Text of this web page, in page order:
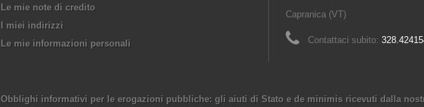
Le mie note di credito
I miei indirizzi
Le mie informazioni personali
Capranica (VT)
Contattaci subito:
Obblighi informativi per le erogazioni pubbliche: gli aiuti di Stato e de minimis ricevuti dalla